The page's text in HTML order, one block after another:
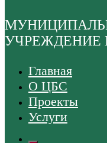
УЧРЕЖДЕНИЕ
Главная
О ЦБС
Проекты
Услуги